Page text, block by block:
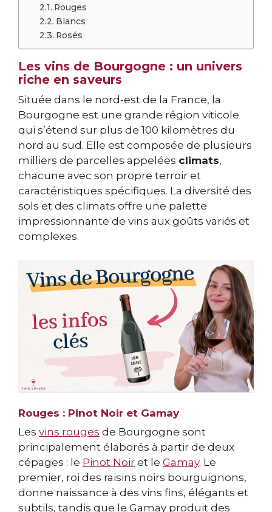
Rouges
Blancs
Rosés
Les vins de Bourgogne : un univers
riche en saveurs
Située dans le nord-est de la France, la
Bourgogne est une grande région viticole
qui s’étend sur plus de 100 kilomètres du
nord au sud. Elle est composée de plusieurs
milliers de parcelles appelées climats,
chacune avec son propre terroir et
caractéristiques spécifiques. La diversité des
sols et des climats offre une palette
impressionnante de vins aux goûts variés et
complexes.
Rouges : Pinot Noir et Gamay
Les vins rouges de Bourgogne sont
principalement élaborés à partir de deux
cépages : le Pinot Noir et le Gamay. Le
premier, roi des raisins noirs bourguignons,
donne naissance à des vins fins, élégants et
subtils, tandis que le Gamay produit des